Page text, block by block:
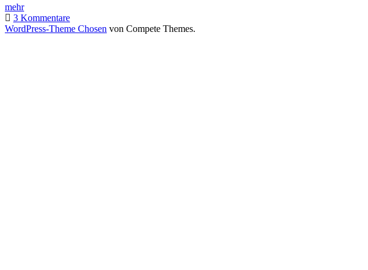
mehrTambourbad
Offenbach
3 Kommentare
WordPress-Theme Chosen von Compete Themes.